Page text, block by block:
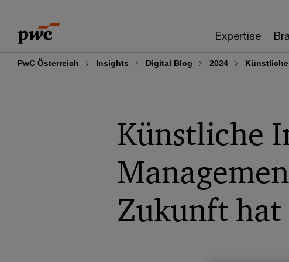
content
footer
Expertise
PwC Österreich Insights Digital Blog 2024
Künstliche
Zukunft hat